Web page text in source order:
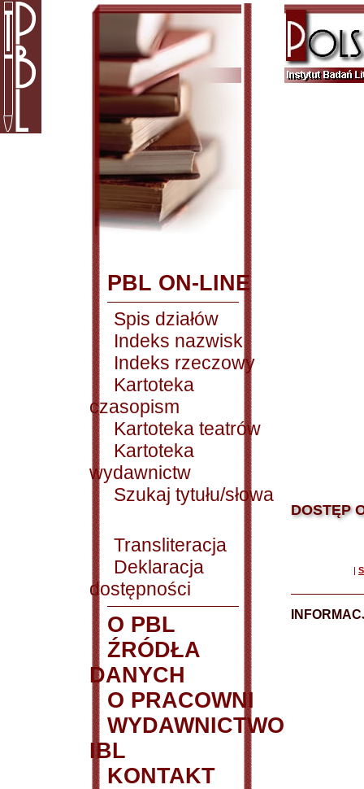
PBL ON-LINE
Spis działów
Indeks nazwisk
Indeks rzeczowy
Kartoteka
czasopism
Kartoteka teatrów
Kartoteka
wydawnictw
Szukaj tytułu/słowa
Transliteracja
Deklaracja
dostępności
O PBL
ŹRÓDŁA
DANYCH
O PRACOWNI
WYDAWNICTWO
IBL
KONTAKT
DOSTĘP
|